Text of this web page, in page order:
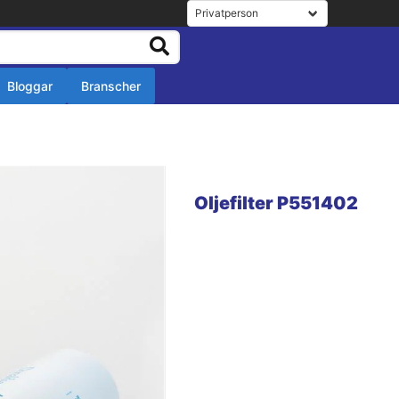
Bloggar Branscher
Oljefilter P551402